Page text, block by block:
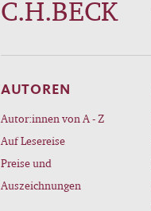
C.H.BECK
AUTOREN
Autor:innen von A - Z
Auf Lesereise
Preise und
Auszeichnungen